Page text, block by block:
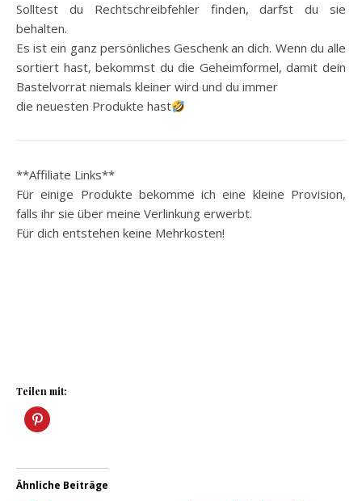
Solltest du Rechtschreibfehler finden, darfst du sie
behalten.
Es ist ein ganz persönliches Geschenk an dich. Wenn du alle
sortiert hast, bekommst du die Geheimformel, damit dein
Bastelvorrat niemals kleiner wird und du immer
die neuesten Produkte hast
**Affiliate Links**
Für einige Produkte bekomme ich eine kleine Provision,
falls ihr sie über meine Verlinkung erwerbt.
Für dich entstehen keine Mehrkosten!
Teilen mit:
Ähnliche Beiträge